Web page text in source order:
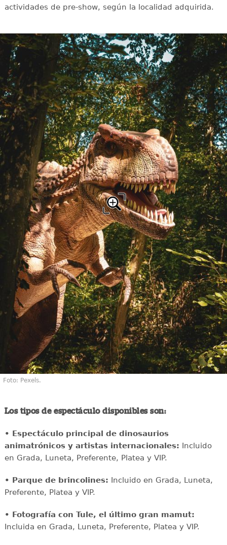
actividades de pre-show, según la localidad adquirida.
Foto: Pexels.
Los tipos de espectáculo disponibles son:
• Espectáculo principal de dinosaurios
animatrónicos y artistas internacionales: Incluido
en Grada, Luneta, Preferente, Platea y VIP.
• Parque de brincolines: Incluido en Grada, Luneta,
Preferente, Platea y VIP.
• Fotografía con Tule, el último gran mamut:
Incluida en Grada, Luneta, Preferente, Platea y VIP.